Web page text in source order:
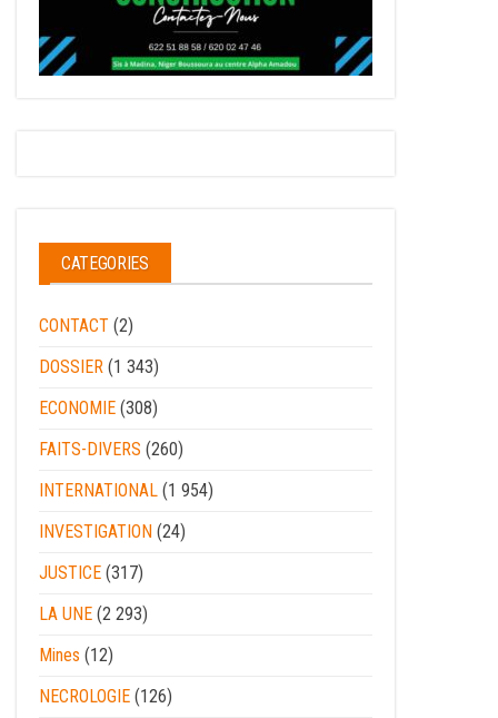
CATEGORIES
CONTACT (2)
DOSSIER (1 343)
ECONOMIE (308)
FAITS-DIVERS (260)
INTERNATIONAL (1 954)
INVESTIGATION (24)
JUSTICE (317)
LA UNE (2 293)
Mines (12)
NECROLOGIE (126)